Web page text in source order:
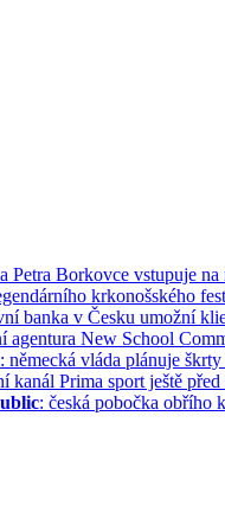
Petra Borkovce vstupuje
krkonošského
banka v Česku umožní
agentura New School
: německá vláda plánuje
kanál Prima sport ještě
: česká pobočka obřího